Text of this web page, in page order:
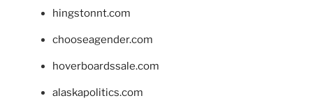
hingstonnt.com
chooseagender.com
hoverboardssale.com
alaskapolitics.com